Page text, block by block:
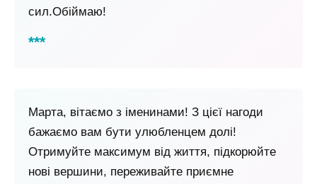
сил.Обіймаю!
Марта, вітаємо з іменинами! З цієї нагоди
бажаємо вам бути улюбленцем долі!
Отримуйте максимум від життя, підкорюйте
нові вершини, переживайте приємне